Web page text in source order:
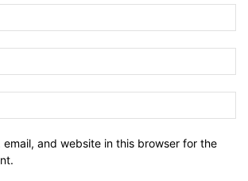
email, and website in this browser for the